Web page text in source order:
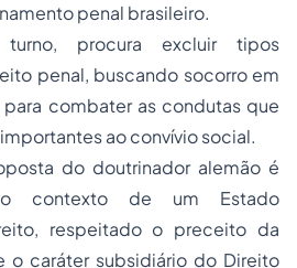
penal brasileiro.
procura excluir tipos
penal, buscando socorro em
para combater as condutas que
ao convívio social.
do doutrinador alemão é
contexto de um Estado
respeitado o preceito da
o caráter subsidiário do Direito